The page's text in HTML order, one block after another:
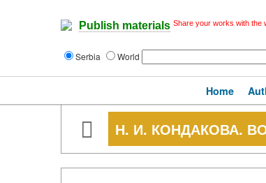
Publish materials Share your works with the
Serbia World
Home
Н. И. КОНДАКОВА.